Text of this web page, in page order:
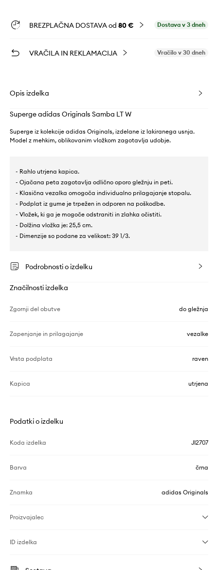
BREZPLAČNA DOSTAVA od 80 € Dostava v 3 dneh
VRAČILA IN REKLAMACIJA Vračilo v 30 dneh
Opis izdelka
Superge adidas Originals Samba LT W
Superge iz kolekcije adidas Originals, izdelane iz lakiranega usnja.
Model z mehkim, oblikovanim vložkom zagotavlja udobje.
- Rahlo utrjena kapica.
- Ojačana peta zagotavlja odlično oporo gležnju in peti.
- Klasična vezalka omogoča individualno prilagajanje stopalu.
- Podplat iz gume je trpežen in odporen na poškodbe.
- Vložek, ki ga je mogoče odstraniti in zlahka očistiti.
- Dolžina vložka je: 25,5 cm.
- Dimenzije so podane za velikost: 39 1/3.
Podrobnosti o izdelku
Značilnosti izdelka
Zgornji del obutve do gležnja
Zapenjanje in prilagajanje vezalke
Vrsta podplata raven
Kapica utrjena
Podatki o izdelku
Koda izdelka JI2707
Barva črna
Znamka adidas Originals
Proizvajalec
ID izdelka